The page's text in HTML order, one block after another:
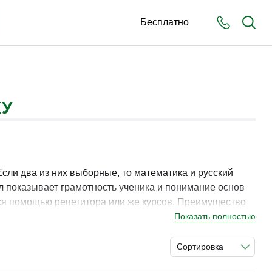
Бесплатно
два из них выборные, то математика и русский
грамотность ученика и понимание основ
помощью репетитора или же курсов. Преимущество
Показать полностью
Сортировка